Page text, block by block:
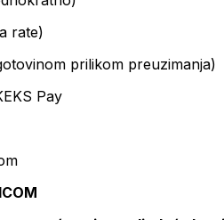
rate)
prilikom preuzimanja)
Pay